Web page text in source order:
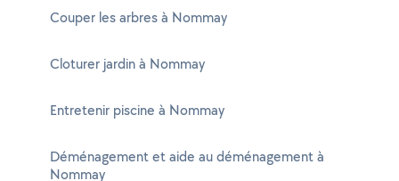
Couper les arbres à Nommay
Cloturer jardin à Nommay
Entretenir piscine à Nommay
Déménagement et aide au déménagement à
Nommay